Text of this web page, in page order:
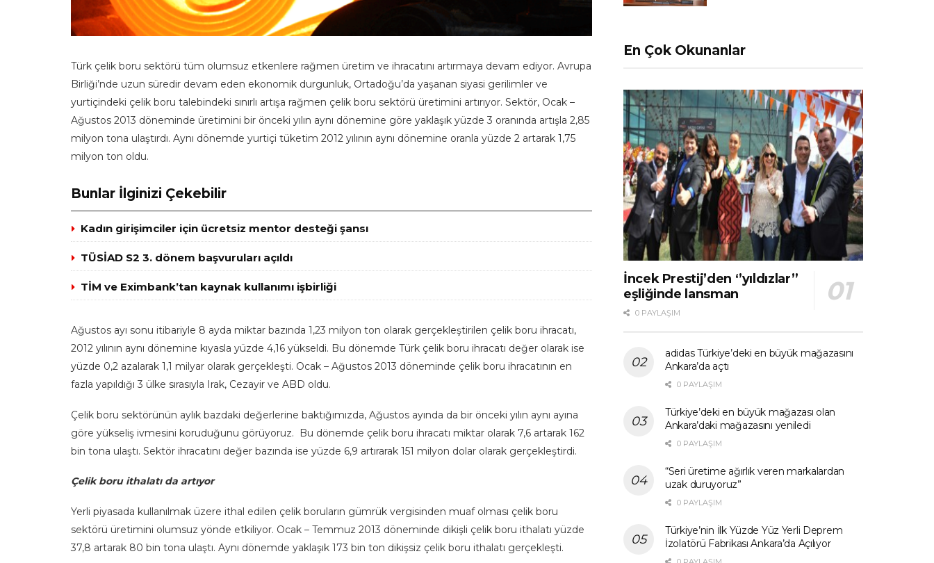
Türk çelik boru sektörü tüm olumsuz etkenlere rağmen üretim ve ihracatını artırmaya devam ediyor. Avrupa
Birliği’nde uzun süredir devam eden ekonomik durgunluk, Ortadoğu’da yaşanan siyasi gerilimler ve
yurtiçindeki çelik boru talebindeki sınırlı artışa rağmen çelik boru sektörü üretimini artırıyor. Sektör, Ocak –
Ağustos 2013 döneminde üretimini bir önceki yılın aynı dönemine göre yaklaşık yüzde 3 oranında artışla 2,85
milyon tona ulaştırdı. Aynı dönemde yurtiçi tüketim 2012 yılının aynı dönemine oranla yüzde 2 artarak 1,75
milyon ton oldu.
Bunlar İlginizi Çekebilir
Kadın girişimciler için ücretsiz mentor desteği şansı
TÜSİAD S2 3. dönem başvuruları açıldı
TİM ve Eximbank’tan kaynak kullanımı işbirliği
Ağustos ayı sonu itibariyle 8 ayda miktar bazında 1,23 milyon ton olarak gerçekleştirilen çelik boru ihracatı,
2012 yılının aynı dönemine kıyasla yüzde 4,16 yükseldi. Bu dönemde Türk çelik boru ihracatı değer olarak ise
yüzde 0,2 azalarak 1,1 milyar olarak gerçekleşti. Ocak – Ağustos 2013 döneminde çelik boru ihracatının en
fazla yapıldığı 3 ülke sırasıyla Irak, Cezayir ve ABD oldu.
Çelik boru sektörünün aylık bazdaki değerlerine baktığımızda, Ağustos ayında da bir önceki yılın aynı ayına
göre yükseliş ivmesini koruduğunu görüyoruz. Bu dönemde çelik boru ihracatı miktar olarak 7,6 artarak 162
bin tona ulaştı. Sektör ihracatını değer bazında ise yüzde 6,9 artırarak 151 milyon dolar olarak gerçekleştirdi.
Çelik boru ithalatı da artıyor
Yerli piyasada kullanılmak üzere ithal edilen çelik boruların gümrük vergisinden muaf olması çelik boru
sektörü üretimini olumsuz yönde etkiliyor. Ocak – Temmuz 2013 döneminde dikişli çelik boru ithalatı yüzde
37,8 artarak 80 bin tona ulaştı. Aynı dönemde yaklaşık 173 bin ton dikişsiz çelik boru ithalatı gerçekleşti.
En Çok Okunanlar
İncek Prestij’den ‘’yıldızlar’’
eşliğinde lansman
0 PAYLAŞIM
adidas Türkiye’deki en büyük mağazasını
Ankara’da açtı
0 PAYLAŞIM
Türkiye’deki en büyük mağazası olan
Ankara’daki mağazasını yeniledi
0 PAYLAŞIM
“Seri üretime ağırlık veren markalardan
uzak duruyoruz”
0 PAYLAŞIM
Türkiye’nin İlk Yüzde Yüz Yerli Deprem
İzolatörü Fabrikası Ankara’da Açılıyor